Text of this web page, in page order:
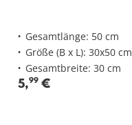
Gesamtlänge: 50 cm
Größe (B x L): 30x50 cm
Gesamtbreite: 30 cm
5,99€